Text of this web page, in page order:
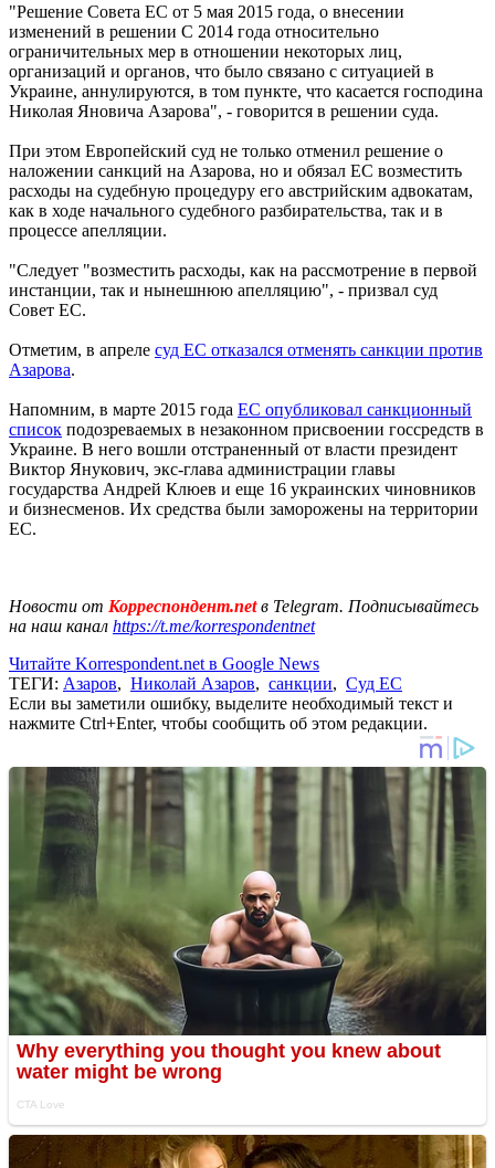
"Решение Совета ЕС от 5 мая 2015 года, о внесении
изменений в решении С 2014 года относительно
ограничительных мер в отношении некоторых лиц,
организаций и органов, что было связано с ситуацией в
Украине, аннулируются, в том пункте, что касается господина
Николая Яновича Азарова", - говорится в решении суда.
При этом Европейский суд не только отменил решение о
наложении санкций на Азарова, но и обязал ЕС возместить
расходы на судебную процедуру его австрийским адвокатам,
как в ходе начального судебного разбирательства, так и в
процессе апелляции.
"Следует "возместить расходы, как на рассмотрение в первой
инстанции, так и нынешнюю апелляцию", - призвал суд
Совет ЕС.
Отметим, в апреле суд ЕС отказался отменять санкции против
Азарова.
Напомним, в марте 2015 года ЕС опубликовал санкционный
список подозреваемых в незаконном присвоении госсредств в
Украине. В него вошли отстраненный от власти президент
Виктор Янукович, экс-глава администрации главы
государства Андрей Клюев и еще 16 украинских чиновников
и бизнесменов. Их средства были заморожены на территории
ЕС.
Новости от Корреспондент.netв Telegram. Подписывайтесь
на наш канал https://t.me/korrespondentnet
Читайте Korrespondent.net в Google News
ТЕГИ: Азаров, Николай Азаров, санкции, Суд ЕС
Если вы заметили ошибку, выделите необходимый текст и
нажмите Ctrl+Enter, чтобы сообщить об этом редакции.